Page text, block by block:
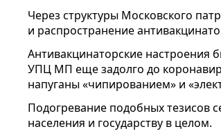
Через структуры Московского
и распространение
Антивакцинаторские
УПЦ МП еще задолго до
напуганы «чипированием» и
Подогревание подобных тезисов
населения и государству в целом.